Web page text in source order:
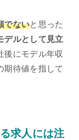
でないと思った
デルとして見立
後にモデル年収
期待値を指して
求人には注